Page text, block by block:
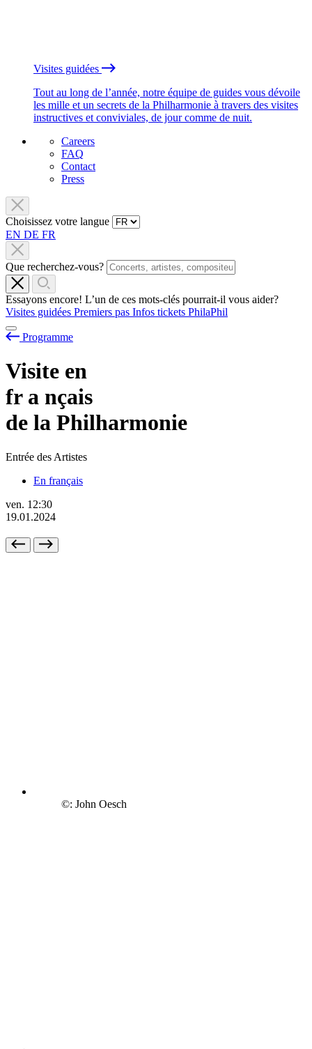
Visites guidées
Tout au long de l’année, notre équipe de guides vous dévoile
les mille et un secrets de la Philharmonie à travers des visites
instructives et conviviales, de jour comme de nuit.
Careers
FAQ
Contact
Press
Choisissez votre langue
EN DE FR
Que recherchez-vous?
Essayons encore! L’un de ces mots-clés pourrait-il vous aider?
Visites guidées Premiers pas Infos tickets PhilaPhil
Programme
Visite en
fr a nçais
de la Philharmonie
Entrée des Artistes
En français
ven. 12:30
19.01.2024
©: John Oesch